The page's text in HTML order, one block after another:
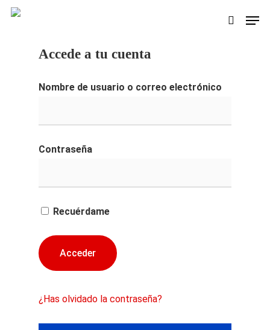
Skip
search
Accede a tu cuenta
Nombre de usuario o correo electrónico
Contraseña
Recuérdame
¿Has olvidado la contraseña?